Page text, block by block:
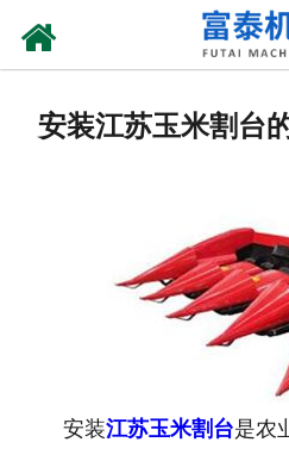
安装江苏玉米割台
安装江苏玉米割台是农